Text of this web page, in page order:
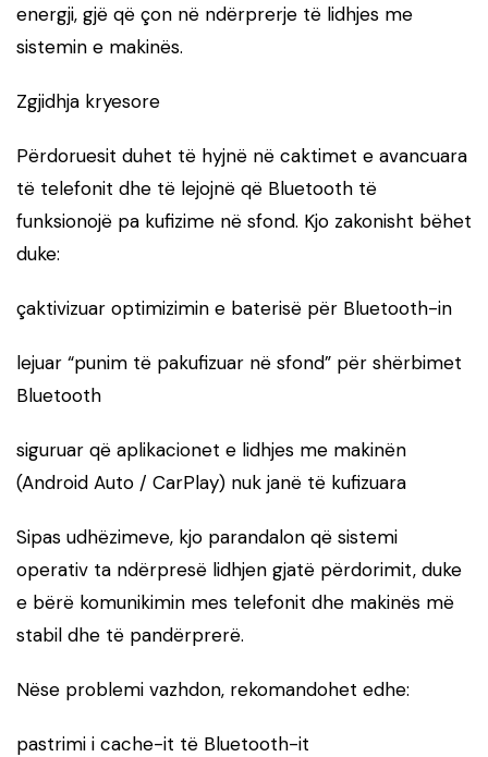
energji, gjë që çon në ndërprerje të lidhjes me
sistemin e makinës.
Zgjidhja kryesore
Përdoruesit duhet të hyjnë në caktimet e avancuara
të telefonit dhe të lejojnë që Bluetooth të
funksionojë pa kufizime në sfond. Kjo zakonisht bëhet
duke:
çaktivizuar optimizimin e baterisë për Bluetooth-in
lejuar “punim të pakufizuar në sfond” për shërbimet
Bluetooth
siguruar që aplikacionet e lidhjes me makinën
(Android Auto / CarPlay) nuk janë të kufizuara
Sipas udhëzimeve, kjo parandalon që sistemi
operativ ta ndërpresë lidhjen gjatë përdorimit, duke
e bërë komunikimin mes telefonit dhe makinës më
stabil dhe të pandërprerë.
Nëse problemi vazhdon, rekomandohet edhe:
pastrimi i cache-it të Bluetooth-it